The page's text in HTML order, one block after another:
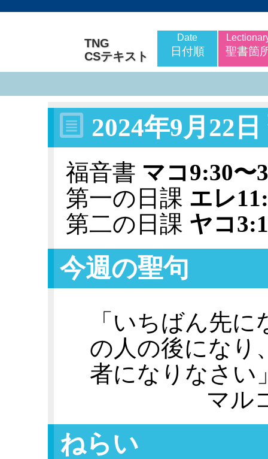
TNG
CSテキスト
Date
日付順 聖書箇
2024年9月22
福音書 マコ9:30〜
第一の日課 エレ
第二の日課 ヤコ
今週の聖句
「いちばん先
の人の後になり
者になりなさい
マル
ねらい